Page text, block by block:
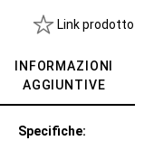
Link prodotto
INFORMAZIONI
AGGIUNTIVE
Specifiche: